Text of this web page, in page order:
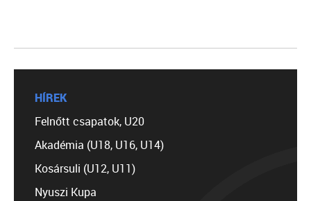
HÍREK
Felnőtt csapatok, U20
Akadémia (U18, U16, U14)
Kosársuli (U12, U11)
Nyuszi Kupa